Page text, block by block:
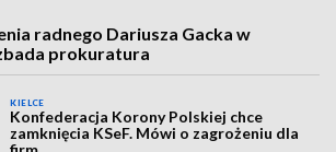
radnego Dariusza Gacka w
prokuratura
KIELCE
Konfederacja Korony Polskiej chce
zamknięcia KSeF. Mówi o zagrożeniu dla